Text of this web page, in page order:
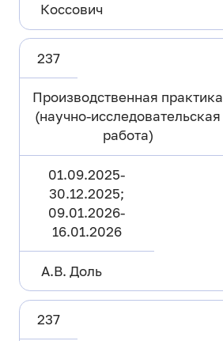
Коссович
237
Производственная практика
(научно-исследовательская
работа)
01.09.2025-
30.12.2025;
09.01.2026-
16.01.2026
А.В. Доль
237